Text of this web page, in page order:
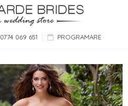
0774 069 651 PROGRAMARE